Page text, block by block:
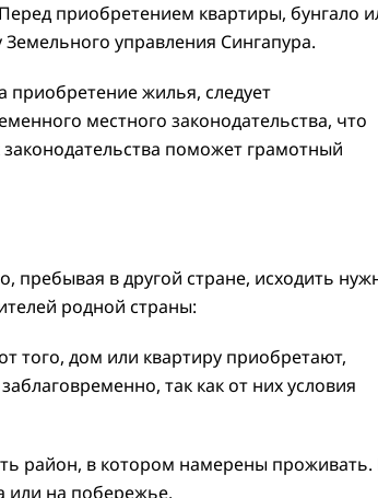
приобретением квартиры, бунгало
управления Сингапура.
приобретение жилья, следует
местного законодательства, что
законодательства поможет грамотный
пребывая в другой стране, исходить
родной страны:
дом или квартиру приобретают,
так как от них условия
в котором намерены проживать.
или на побережье.